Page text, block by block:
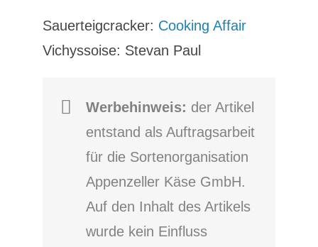
Sauerteigcracker: Cooking Affair
Vichyssoise: Stevan Paul
Werbehinweis: der Artikel
entstand als Auftragsarbeit
für die Sortenorganisation
Appenzeller Käse GmbH.
Auf den Inhalt des Artikels
wurde kein Einfluss